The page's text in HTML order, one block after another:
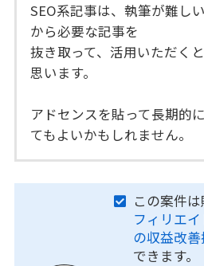
SEO系記事は、執筆が難し
から必要な記事を
抜き取って、活用いただく
思います。
アドセンスを貼って長期的
てもよいかもしれません。
この案件は
フィリエ
の収益改
できます。